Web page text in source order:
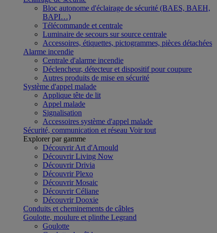
Bloc autonome d'éclairage de sécurité (BAES, BAEH,
BAPI…)
Télécommande et centrale
Luminaire de secours sur source centrale
Accessoires, étiquettes, pictogrammes, pièces détachées
Alarme incendie
Centrale d'alarme incendie
Déclencheur, détecteur et dispositif pour coupure
Autres produits de mise en sécurité
Système d'appel malade
Applique tête de lit
Appel malade
Signalisation
Accessoires système d'appel malade
Sécurité, communication et réseau Voir tout
Explorer par gamme
Découvrir Art d'Arnould
Découvrir Living Now
Découvrir Drivia
Découvrir Plexo
Découvrir Mosaic
Découvrir Céliane
Découvrir Dooxie
Conduits et cheminements de câbles
Goulotte, moulure et plinthe Legrand
Goulotte